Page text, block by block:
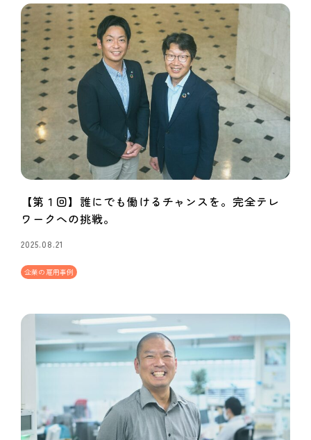
【第１回】誰にでも働けるチャンスを。完全テレ
ワークへの挑戦。
2025.08.21
企業の雇用事例